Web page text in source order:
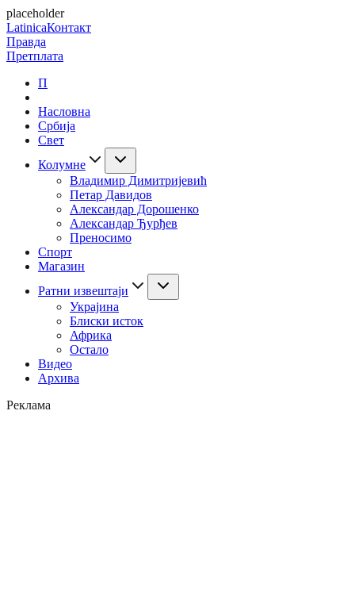
placeholder
LatinicaКонтакт
Правда
Претплата
П
Насловна
Србија
Свет
Колумне
Владимир Димитријевић
Петар Давидов
Александар Дорошенко
Александар Ђурђев
Преносимо
Спорт
Магазин
Ратни извештаји
Украјина
Блиски исток
Африка
Остало
Видео
Архива
Реклама